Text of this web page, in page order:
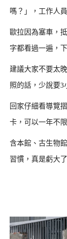
嗎？」，工作人
歐拉因為塞車，
字都看過一遍，
建議大家不要太
照的話，少說要3
回家仔細看導覽
卡，可以一年不
含本館、古生物
習慣，真是虧大